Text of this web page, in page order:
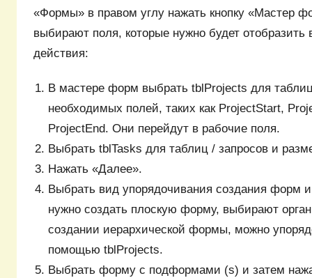
«Формы» в правом углу нажать кнопку «Мастер
выбирают поля, которые нужно будет
действия:
В мастере форм выбрать tblProjects для
необходимых полей, таких как ProjectStart,
ProjectEnd. Они перейдут в рабочие поля.
Выбрать tblTasks для таблиц / запросов и
Нажать «Далее».
Выбрать вид упорядочивания создания форм
нужно создать плоскую форму, выбирают
создании иерархической формы, можно
помощью tblProjects.
Выбрать форму с подформами (s) и затем